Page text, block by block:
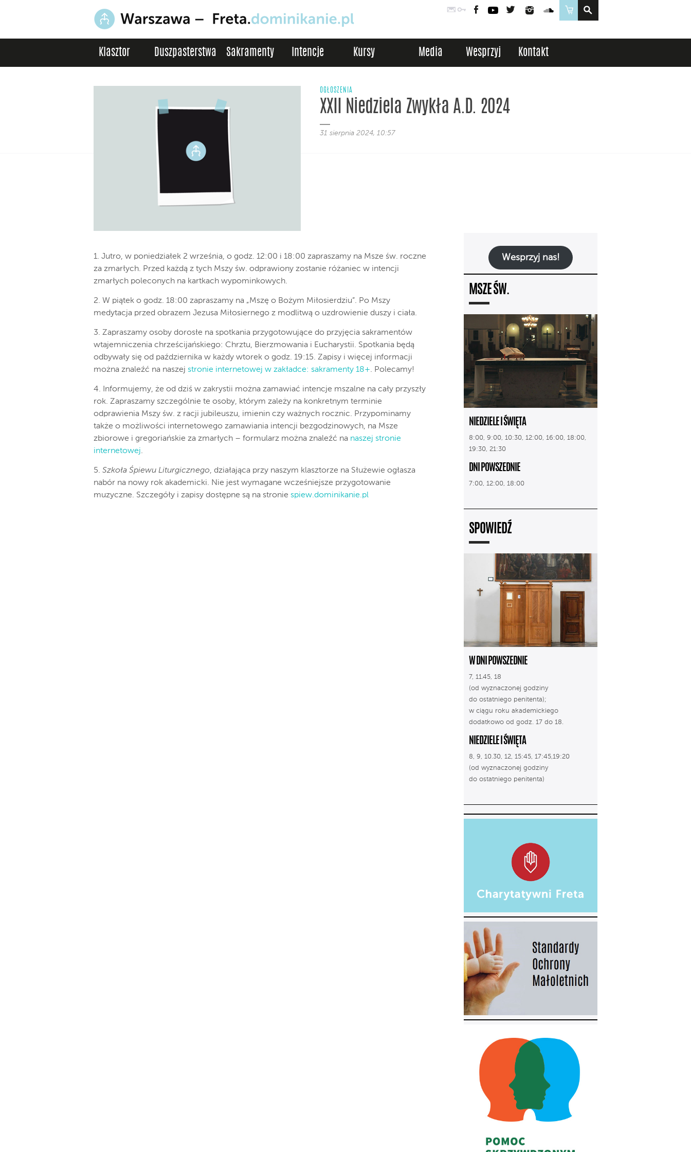
PocztaLogowanie
FacebookYouTubeTwitter InstagramSoundCloud
Sklep
Klasztor Duszpasterstwa Sakramenty Intencje Kursy Media Wesprzyj Kontakt
OGŁOSZENIA
XXII Niedziela Zwykła A.D. 2024
31 sierpnia 2024, 10:57
1. Jutro, w poniedziałek 2 września, o godz. 12:00 i 18:00 zapraszamy na Msze św. roczne
za zmarłych. Przed każdą z tych Mszy św. odprawiony zostanie różaniec w intencji
zmarłych poleconych na kartkach wypominkowych.
2. W piątek o godz. 18:00 zapraszamy na „Mszę o Bożym Miłosierdziu”. Po Mszy
medytacja przed obrazem Jezusa Miłosiernego z modlitwą o uzdrowienie duszy i ciała.
3. Zapraszamy osoby dorosłe na spotkania przygotowujące do przyjęcia sakramentów
wtajemniczenia chrześcijańskiego: Chrztu, Bierzmowania i Eucharystii. Spotkania będą
odbywały się od października w każdy wtorek o godz. 19:15. Zapisy i więcej informacji
można znaleźć na naszej stronie internetowej w zakładce: sakramenty 18+. Polecamy!
4. Informujemy, że od dziś w zakrystii można zamawiać intencje mszalne na cały przyszły
rok. Zapraszamy szczególnie te osoby, którym zależy na konkretnym terminie
odprawienia Mszy św. z racji jubileuszu, imienin czy ważnych rocznic. Przypominamy
także o możliwości internetowego zamawiania intencji bezgodzinowych, na Msze
zbiorowe i gregoriańskie za zmarłych – formularz można znaleźć na naszej stronie
internetowej.
5. Szkoła Śpiewu Liturgicznego, działająca przy naszym klasztorze na Służewie ogłasza
nabór na nowy rok akademicki. Nie jest wymagane wcześniejsze przygotowanie
muzyczne. Szczegóły i zapisy dostępne są na stronie spiew.dominikanie.pl
Wesprzyj nas!
MSZE ŚW.
NIEDZIELE I ŚWIĘTA
8:00, 9:00, 10:30, 12:00, 16:00, 18:00,
19:30, 21:30
DNI POWSZEDNIE
7:00, 12:00, 18:00
SPOWIEDŹ
W DNI POWSZEDNIE
7, 11.45, 18
(od wyznaczonej godziny
do ostatniego penitenta);
w ciągu roku akademickiego
dodatkowo od godz. 17 do 18.
NIEDZIELE I ŚWIĘTA
8, 9, 10.30, 12, 15:45, 17:45,19:20
(od wyznaczonej godziny
do ostatniego penitenta)